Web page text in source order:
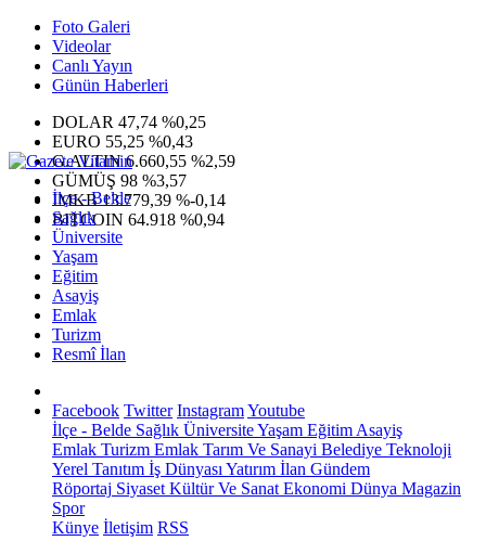
Foto Galeri
Videolar
Canlı Yayın
Günün Haberleri
DOLAR 47,74 %0,25
EURO 55,25 %0,43
G.ALTIN6.660,55 %2,59
GÜMÜŞ 98 %3,57
IMKB13.779,39 %-0,14
BITCOIN 64.918 %0,94
İlçe - Belde
Sağlık
Üniversite
Yaşam
Eğitim
Asayiş
Emlak
Turizm
Resmî İlan
Facebook Twitter InstagramYoutube
İlçe - Belde Sağlık ÜniversiteYaşam Eğitim Asayiş
Emlak Turizm Emlak Tarım Ve Sanayi Belediye Teknoloji
Yerel Tanıtım İş Dünyası Yatırım İlan Gündem
Röportaj Siyaset Kültür Ve Sanat Ekonomi Dünya Magazin
Spor
Künye İletişim RSS